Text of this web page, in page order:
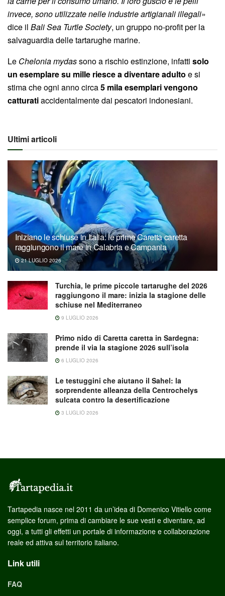
invece, sono utilizzate nelle industrie artigianali illegali»
dice il Bali Sea Turtle Society, un gruppo no-profit per la
salvaguardia delle tartarughe marine.
Le Chelonia mydassono a rischio estinzione, infatti solo
un esemplare su mille riesce a diventare adulto e si
stima che ogni anno circa5 mila esemplari vengono
catturatiaccidentalmente dai pescatori indonesiani.
Ultimi articoli
Iniziano le schiuse in Italia: le prime Caretta caretta
raggiungono il mare in Calabria e Campania
21 LUGLIO 2026
Turchia, le prime piccole tartarughe del 2026
raggiungono il mare: inizia la stagione delle
schiuse nel Mediterraneo
9 LUGLIO 2026
Primo nido di Caretta caretta in Sardegna:
prende il via la stagione 2026 sull’isola
6 LUGLIO 2026
Le testuggini che aiutano il Sahel: la
sorprendente alleanza della Centrochelys
sulcata contro la desertificazione
3 LUGLIO 2026
Tartapedia nasce nel 2011 da un’idea di Domenico Vitiello come
semplice forum, prima di cambiare le sue vesti e diventare, ad
oggi, a tutti gli effetti un portale di informazione e collaborazione
reale ed attiva sul territorio italiano.
Link utili
FAQ